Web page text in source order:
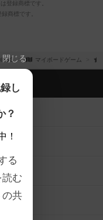
登録商標です。
商標です。
BG マイボードゲーム
閉じる
し
？
！
る
む
の共